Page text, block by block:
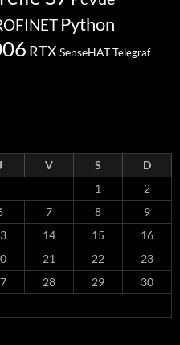
Python
RTX SenseHATTelegraf
V S
D
1
2
7 8
9
14 15
16
21 22
23
28 29
30